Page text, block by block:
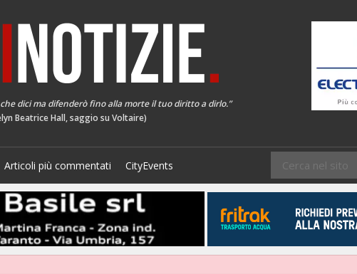
dici ma difenderò fino alla morte il tuo diritto a dirlo.”
Beatrice Hall, saggio su Voltaire)
Articoli più commentati CityEvents